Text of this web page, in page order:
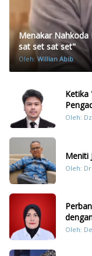
Menakar Nahkoda
sat set sat set"
Oleh:Willian Abib
Ketika
Oleh:
Meniti
Oleh:
Oleh: